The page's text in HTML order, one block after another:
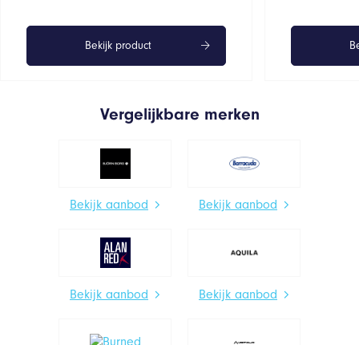
Bekijk product
Vergelijkbare merken
Bekijk aanbod Bekijk aanbod
Bekijk aanbod Bekijk aanbod